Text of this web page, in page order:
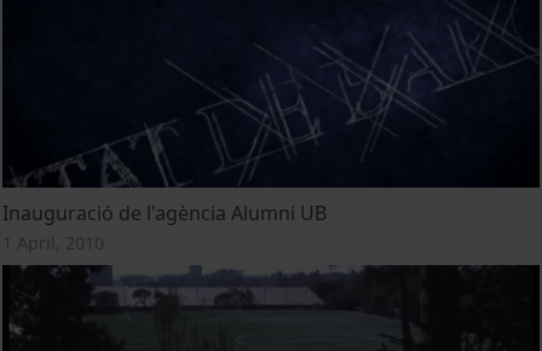
Inauguració de l'agència Alumni UB
1 April, 2010